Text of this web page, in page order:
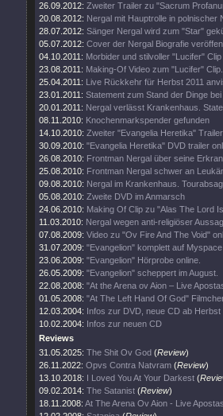
26.09.2012: Zweiter Trailer zu "Sacrum
20.08.2012: Nergal mit Hauptrolle in polnischer
28.07.2012: Sänger Nergal wird zum "Star"
05.07.2012: Cover der Nergal Biografie
04.10.2011: Morbider und stilvoller "Lucifer" Clip
23.08.2011: Making-Of Video zum "Lucifer" Clip.
25.04.2011: Live Rückkehr für Herbst 2011
23.01.2011: Statement zum Stand der Dinge
20.01.2011: Nergal verlässt Krankenhaus.
08.11.2010: Knochenmarkspender gefunden
14.10.2010: Zweiter "Evangelia Heretika"
30.09.2010: "Evangelia Heretika" DVD trailer
26.08.2010: Frontman Nergal über seine
25.08.2010: Frontman Nergal schwer an
09.08.2010: Nergal im Krankenhaus.
05.08.2010: Zweite DVD im Anmarsch
24.06.2010: Making Of Clip zu "Alas The Lord
11.03.2010: Nergal wegen anti-religiöser
07.08.2009: Video zu "Ov Fire And The Void"
31.07.2009: "Evangelion" komplett auf
23.06.2009: "Evangelion" Hörprobe online.
26.05.2009: "Evangelion" scheppert im August.
22.08.2008: "At the Arena ov Aion – Live
01.05.2008: "At The Left Hand Of God"
12.03.2004: Infos zur DVD, neue CD ab Herbst
10.02.2004: Infos zur neuen CD
Reviews
31.05.2025: The Shit Ov God (Review)
26.11.2022: Opvs Contra Natvram (Review)
13.10.2018: I Loved You At Your Darkest (
09.02.2014: The Satanist (Review)
18.11.2008: At The Arena Ov Aion - Live